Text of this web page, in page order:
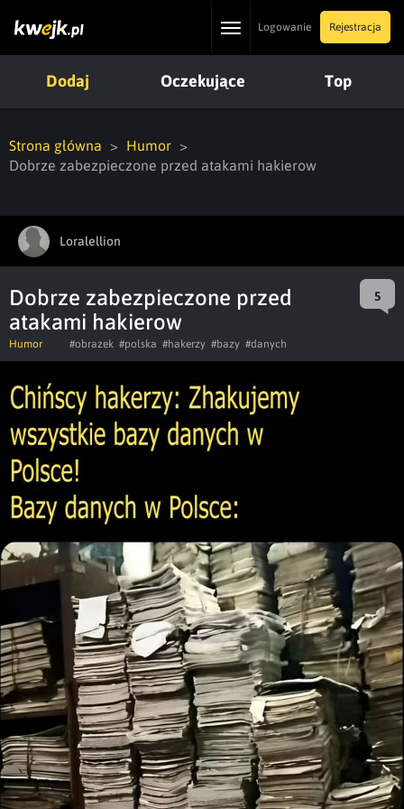
ToggleLogowanie Rejestracja
Dodaj Oczekujące Top
Strona główna
Humor
Dobrze zabezpieczone przed atakami hakierow
Loralellion
Dobrze zabezpieczone przed
atakami hakierow
5
Humor #obrazek #polska #hakerzy #bazy #danych